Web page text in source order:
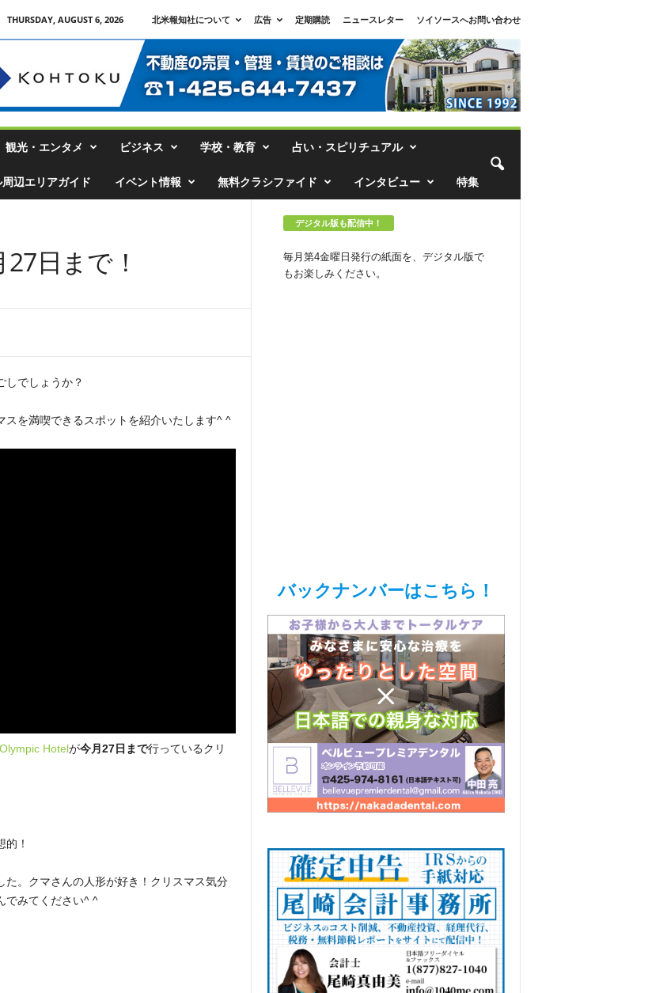
THURSDAY, AUGUST 6, 2026 北米報知社について 広告 定期購読 ニュースレター
ソイソースへお問い合わせ
観光・エンタメ ビジネス 学校・教育 占い・スピリチュアル
辺エリアガイド イベント情報 無料クラシファイド インタビュー 特集
日まで！
しでしょうか？
スを満喫できるスポットを紹介いたします^ ^
Hotelが今月27日まで行っているクリ
！
。クマさんの人形が好き！クリスマス気分
でみてください^ ^
デジタル版も配信中！
毎月第4金曜日発行の紙面を、デジタル版で
もお楽しみください。
バックナンバーはこちら！